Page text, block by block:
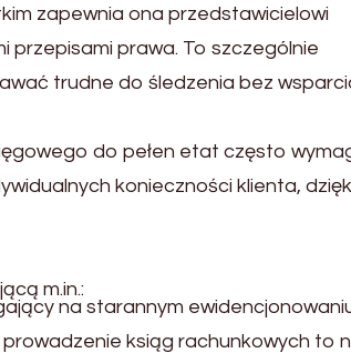
zapewnia ona przedstawicielowi
przepisami prawa. To szczególnie
trudne do śledzenia bez
do pełen etat często
konieczności klienta,
m.in.:
na starannym
ksiąg rachunkowych to